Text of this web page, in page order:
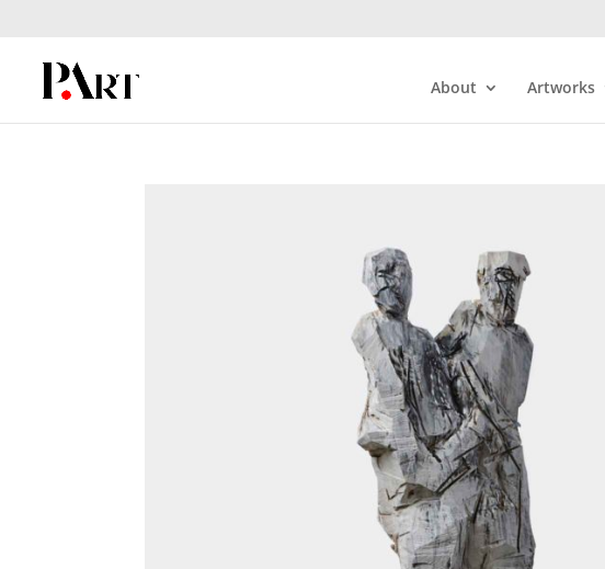
About Artworks